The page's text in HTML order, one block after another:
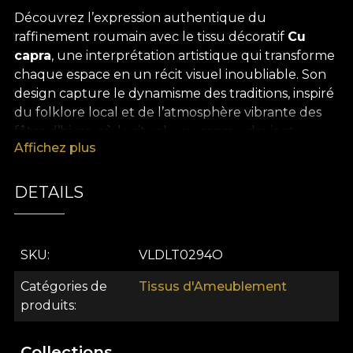
Découvrez l’expression authentique du
raffinement roumain avec le tissu décoratif Cu
capra, une interprétation artistique qui transforme
chaque espace en un récit visuel inoubliable. Son
design capture le dynamisme des traditions, inspiré
du folklore local et de l’atmosphère vibrante des
fêtes d’hiver, où le rituel « cu capra » devient
symbole de joie, de jeu et de douce nostalgie. La
profonds et de tons naturels, diffuse dans le décor
par sa polyvalence et a été pensé pour donner vie
aux projets de design intérieur les plus audacieux.
Affichez plus
DETAILS
SKU VLDLT0294O
Catégories de
produits
Tissus d'Ameublement